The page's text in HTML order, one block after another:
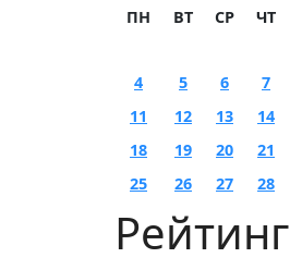
ПН ВТ СР ЧТ
4
5 6 7
11
12 13 14
18
19 20 21
25
26 27 28
Рейтинг